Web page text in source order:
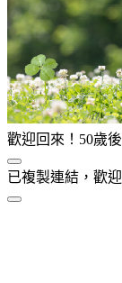
歡迎回來！50歲
已複製連結，歡迎